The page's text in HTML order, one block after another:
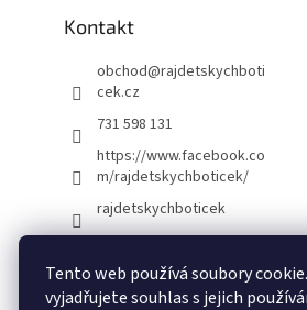
Tento web používá soubory
vyjadřujete souhlas s jejich
Kontakt
obchod@rajdetskychboti
cek.cz
731 598 131
https://www.facebook.co
m/rajdetskychboticek/
rajdetskychboticek